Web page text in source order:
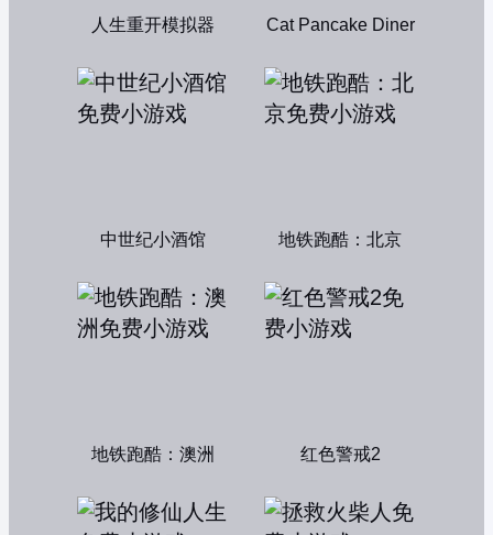
人生重开模拟器 Cat Pancake Diner
中世纪小酒馆 地铁跑酷：北京
地铁跑酷：澳洲 红色警戒2